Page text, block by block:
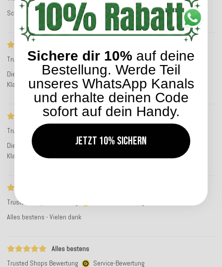
Schnelle unkomplizierte Bestellung und Lieferung
Trusted Shops Bewertung
Service-Bewertung
Die Farben und die Qualität sind einfach überzeugend.
Klare Kaufempfehlung.
Die Farben und die Qualität sind…
Trusted Shops Bewertung
Die Farben und die Qualität sind einfach überzeugend.
Klare Kaufempfehlung.
Trusted Shops Bewertung
Alles bestens - Vielen dank
Alles bestens
Trusted Shops Bewertung
Service-Bewertung
Sichere dir 10% auf deine
Bestellung. Werde Teil
unseres WhatsApp Kanals
und erhalte deinen Code
sofort auf dein Handy.
Jetzt 10% sichern